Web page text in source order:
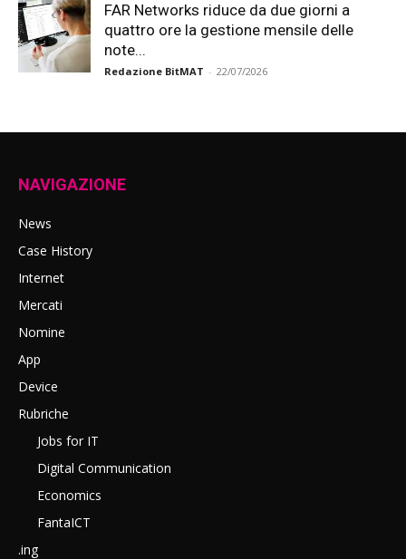
FAR Networks riduce da due giorni a
quattro ore la gestione mensile delle
note...
Redazione BitMAT - 22/07/2026
NAVIGAZIONE
News
Case History
Internet
Mercati
Nomine
App
Device
Rubriche
Jobs for IT
Digital Communication
Economics
FantaICT
.ing